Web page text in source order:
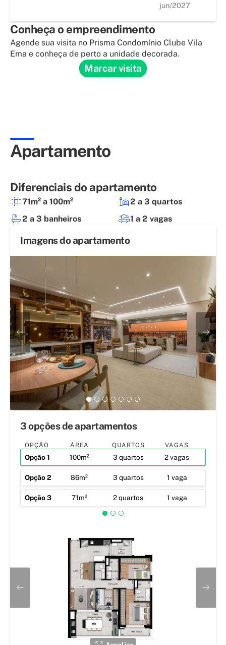
jun/2027
Conheça o empreendimento
Agende sua visita no Prisma Condomínio Clube Vila
Ema e conheça de perto a unidade decorada.
Marcar visita
Apartamento
Diferenciais do apartamento
71m² a 100m²
2 a 3 quartos
2 a 3 banheiros
1 a 2 vagas
Imagens do apartamento
3 opções de apartamentos
OPÇÃO ÁREA QUARTOS VAGAS
Opção1 100m² 3 quartos 2 vagas
Opção2 86m² 3 quartos 1 vaga
Opção3 71m² 2 quartos 1 vaga